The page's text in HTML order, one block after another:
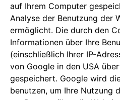
auf Ihrem Computer
Analyse der Benutzung der
ermöglicht. Die durch den
Informationen über Ihre
(einschließlich Ihrer IP-
von Google in den USA
gespeichert. Google wird
benutzen, um Ihre Nutzung